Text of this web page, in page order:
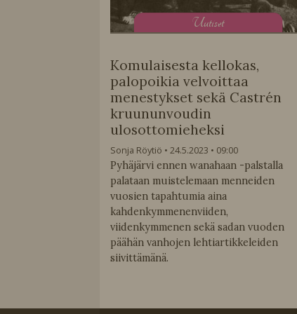
Uutiset
Komulaisesta kellokas,
palopoikia velvoittaa
menestykset sekä Castrén
kruununvoudin
ulosottomieheksi
Sonja Röytiö 24.5.2023
09:00
Pyhäjärvi ennen wanahaan -palstalla
palataan muistelemaan menneiden
vuosien tapahtumia aina
kahdenkymmenenviiden,
viidenkymmenen sekä sadan vuoden
päähän vanhojen lehtiartikkeleiden
siivittämänä.